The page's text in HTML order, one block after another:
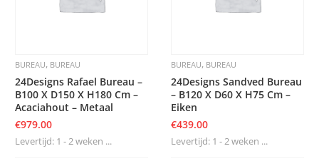
BUREAU, BUREAU
24Designs Rafael Bureau –
B100 X D150 X H180 Cm –
Acaciahout – Metaal
€979.00
Levertijd: 1 - 2 weken ...
BUREAU, BUREAU
24Designs Sandved Bureau
– B120 X D60 X H75 Cm –
Eiken
€439.00
Levertijd: 1 - 2 weken ...